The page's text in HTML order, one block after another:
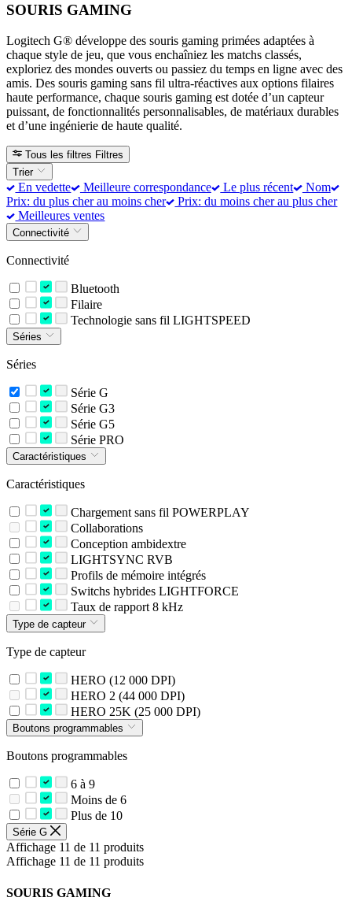
SOURIS GAMING
Logitech G® développe des souris gaming primées adaptées à
chaque style de jeu, que vous enchaîniez les matchs classés,
exploriez des mondes ouverts ou passiez du temps en ligne avec des
amis. Des souris gaming sans fil ultra-réactives aux options filaires
haute performance, chaque souris gaming est dotée d’un capteur
puissant, de fonctionnalités personnalisables, de matériaux durables
et d’une ingénierie de haute qualité.
Tous les filtres Filtres
Trier
En vedette Meilleure correspondance Le plus récent
Nom
Prix: du plus cher au moins cher
Prix: du moins cher au plus cher
Meilleures ventes
Connectivité
Connectivité
Bluetooth
Filaire
Technologie sans fil LIGHTSPEED
Séries
Séries
Série G
Série G3
Série G5
Série PRO
Caractéristiques
Caractéristiques
Chargement sans fil POWERPLAY
Collaborations
Conception ambidextre
LIGHTSYNC RVB
Profils de mémoire intégrés
Switchs hybrides LIGHTFORCE
Taux de rapport 8 kHz
Type de capteur
Type de capteur
HERO (12 000 DPI)
HERO 2 (44 000 DPI)
HERO 25K (25 000 DPI)
Boutons programmables
Boutons programmables
6 à 9
Moins de 6
Plus de 10
Série G
Affichage 11 de 11 produits
Affichage 11 de 11 produits
SOURIS GAMING